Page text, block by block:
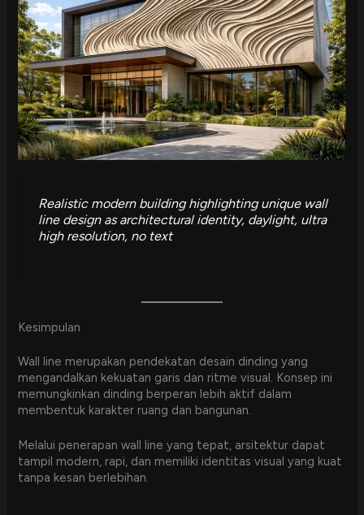
Realistic modern building highlighting unique wall
line design as architectural identity, daylight, ultra
high resolution, no text
Kesimpulan
Wall line merupakan pendekatan desain dinding yang
mengandalkan kekuatan garis dan ritme visual. Konsep ini
memungkinkan dinding berperan lebih aktif dalam
membentuk karakter ruang dan bangunan.
Melalui penerapan wall line yang tepat, arsitektur dapat
tampil modern, rapi, dan memiliki identitas visual yang kuat
tanpa kesan berlebihan.